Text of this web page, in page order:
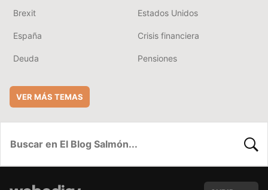
Brexit Estados Unidos
España Crisis financiera
Deuda Pensiones
VER MÁS TEMAS